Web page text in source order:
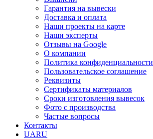
Гарантия на вывески
Доставка и оплата
Наши проекты на карте
Наши эксперты
Отзывы на Google
О компании
Политика конфиденциальности
Пользовательское соглашение
Реквизиты
Сертификаты материалов
Сроки изготовления вывесок
Фото с производства
Частые вопросы
Контакты
UARU